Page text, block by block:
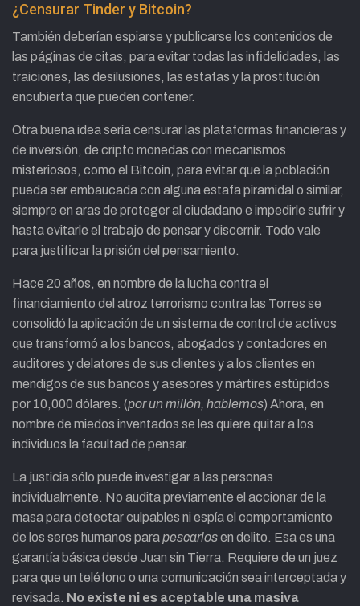
¿Censurar Tinder y Bitcoin?
También deberían espiarse y publicarse los contenidos de
las páginas de citas, para evitar todas las infidelidades, las
traiciones, las desilusiones, las estafas y la prostitución
encubierta que pueden contener.
Otra buena idea sería censurar las plataformas financieras y
de inversión, de cripto monedas con mecanismos
misteriosos, como el Bitcoin, para evitar que la población
pueda ser embaucada con alguna estafa piramidal o similar,
siempre en aras de proteger al ciudadano e impedirle sufrir y
hasta evitarle el trabajo de pensar y discernir. Todo vale
para justificar la prisión del pensamiento.
Hace 20 años, en nombre de la lucha contra el
financiamiento del atroz terrorismo contra las Torres se
consolidó la aplicación de un sistema de control de activos
que transformó a los bancos, abogados y contadores en
auditores y delatores de sus clientes y a los clientes en
mendigos de sus bancos y asesores y mártires estúpidos
por 10,000 dólares. (por un millón, hablemos) Ahora, en
nombre de miedos inventados se les quiere quitar a los
individuos la facultad de pensar.
La justicia sólo puede investigar a las personas
individualmente. No audita previamente el accionar de la
masa para detectar culpables ni espía el comportamiento
de los seres humanos parapescarlosen delito. Esa es una
garantía básica desde Juan sin Tierra. Requiere de un juez
para que un teléfono o una comunicación sea interceptada y
revisada. No existe ni es aceptable una masiva